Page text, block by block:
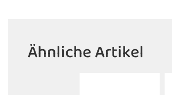
Ähnliche Artikel